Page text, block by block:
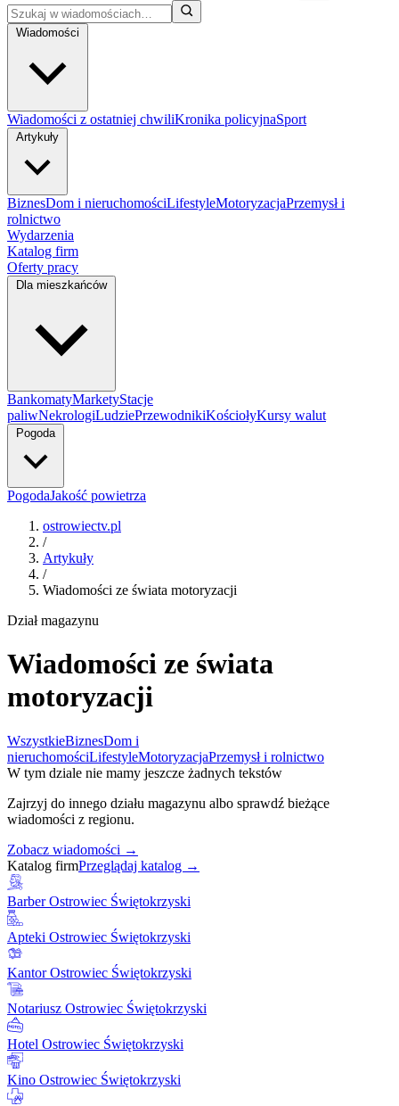
Wiadomości
Wiadomości z ostatniej chwiliKronika policyjnaSport
Artykuły
BiznesDom i nieruchomościLifestyleMotoryzacjaPrzemysł i
rolnictwo
Wydarzenia
Katalog firm
Oferty pracy
Dla mieszkańców
BankomatyMarketyStacje
paliwNekrologiLudziePrzewodnikiKościołyKursy walut
Pogoda
PogodaJakość powietrza
ostrowiectv.pl
/
Artykuły
/
Wiadomości ze świata motoryzacji
Dział magazynu
Wiadomości ze świata
motoryzacji
WszystkieBiznesDom i
nieruchomościLifestyleMotoryzacjaPrzemysł i rolnictwo
W tym dziale nie mamy jeszcze żadnych tekstów
Zajrzyj do innego działu magazynu albo sprawdź bieżące
wiadomości z regionu.
Zobacz wiadomości →
Katalog firmPrzeglądaj katalog →
Barber Ostrowiec Świętokrzyski
Apteki Ostrowiec Świętokrzyski
Kantor Ostrowiec Świętokrzyski
Notariusz Ostrowiec Świętokrzyski
Hotel Ostrowiec Świętokrzyski
Kino Ostrowiec Świętokrzyski